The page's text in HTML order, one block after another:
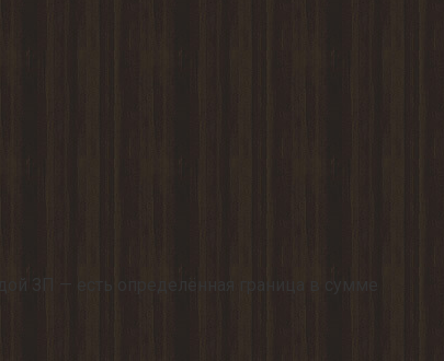
ЗП — есть определённая граница в сумме